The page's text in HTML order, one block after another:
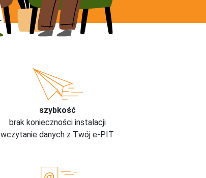
szybkość
brak konieczności instalacji
wczytanie danych z Twój e-PIT